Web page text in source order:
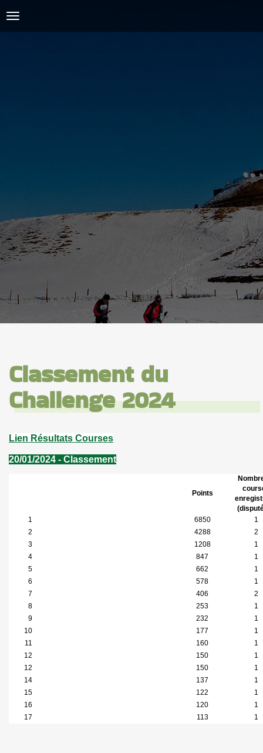
SPIRIDON
Classement du
Challenge 2024
Lien Résultats Courses
20/01/2024 - Classement
Points
1
6850
1
2
4288
2
3
1208
1
4
847
1
5
662
1
6
578
1
7
406
2
8
253
1
9
232
1
10
177
1
11
160
1
12
150
1
12
150
1
14
137
1
15
122
1
16
120
1
17
113 1